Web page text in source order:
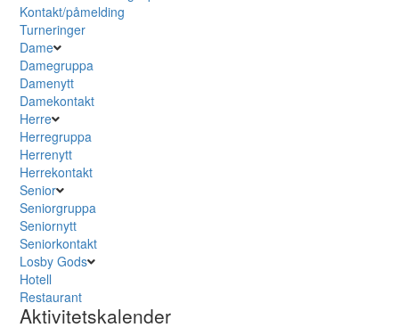
Kontakt/påmelding
Turneringer
Dame
Damegruppa
Damenytt
Damekontakt
Herre
Herregruppa
Herrenytt
Herrekontakt
Senior
Seniorgruppa
Seniornytt
Seniorkontakt
Losby Gods
Hotell
Restaurant
Aktivitetskalender